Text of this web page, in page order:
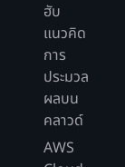
ฮับ
แนวคิด
การ
ประมวล
ผลบน
คลาวด์
AWS